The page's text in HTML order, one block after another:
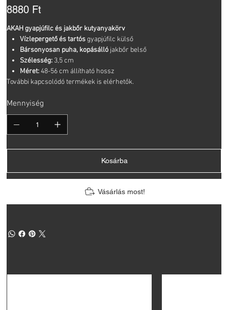
Ár
8880 Ft
AKAH gyapjúfilc és jakbőr kutyanyakörv
Vízlepergető és tartósgyapjúfilc külső
Bársonyosan puha, kopásállójakbőr belső
Szélesség:3,5 cm
Méret:48-56 cm állítható hossz
További kapcsolódó termékek is elérhetők.
Mennyiség
Kosárba
Vásárlás most!